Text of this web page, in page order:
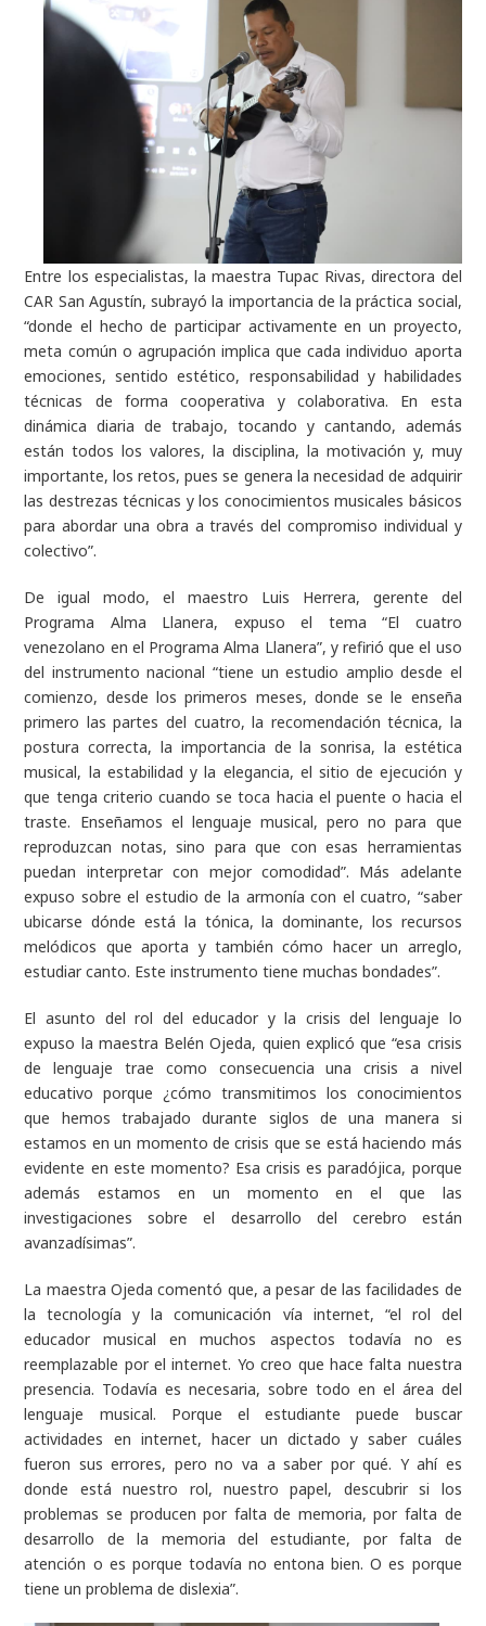
Entre los especialistas, la maestra Tupac Rivas, directora del
CAR San Agustín, subrayó la importancia de la práctica social,
“donde el hecho de participar activamente en un proyecto,
meta común o agrupación implica que cada individuo aporta
emociones, sentido estético, responsabilidad y habilidades
técnicas de forma cooperativa y colaborativa. En esta
dinámica diaria de trabajo, tocando y cantando, además
están todos los valores, la disciplina, la motivación y, muy
importante, los retos, pues se genera la necesidad de adquirir
las destrezas técnicas y los conocimientos musicales básicos
para abordar una obra a través del compromiso individual y
colectivo”.
De igual modo, el maestro Luis Herrera, gerente del
Programa Alma Llanera, expuso el tema “El cuatro
venezolano en el Programa Alma Llanera”, y refirió que el uso
del instrumento nacional “tiene un estudio amplio desde el
comienzo, desde los primeros meses, donde se le enseña
primero las partes del cuatro, la recomendación técnica, la
postura correcta, la importancia de la sonrisa, la estética
musical, la estabilidad y la elegancia, el sitio de ejecución y
que tenga criterio cuando se toca hacia el puente o hacia el
traste. Enseñamos el lenguaje musical, pero no para que
reproduzcan notas, sino para que con esas herramientas
puedan interpretar con mejor comodidad”. Más adelante
expuso sobre el estudio de la armonía con el cuatro, “saber
ubicarse dónde está la tónica, la dominante, los recursos
melódicos que aporta y también cómo hacer un arreglo,
estudiar canto. Este instrumento tiene muchas bondades”.
El asunto del rol del educador y la crisis del lenguaje lo
expuso la maestra Belén Ojeda, quien explicó que “esa crisis
de lenguaje trae como consecuencia una crisis a nivel
educativo porque ¿cómo transmitimos los conocimientos
que hemos trabajado durante siglos de una manera si
estamos en un momento de crisis que se está haciendo más
evidente en este momento? Esa crisis es paradójica, porque
además estamos en un momento en el que las
investigaciones sobre el desarrollo del cerebro están
avanzadísimas”.
La maestra Ojeda comentó que, a pesar de las facilidades de
la tecnología y la comunicación vía internet, “el rol del
educador musical en muchos aspectos todavía no es
reemplazable por el internet. Yo creo que hace falta nuestra
presencia. Todavía es necesaria, sobre todo en el área del
lenguaje musical. Porque el estudiante puede buscar
actividades en internet, hacer un dictado y saber cuáles
fueron sus errores, pero no va a saber por qué. Y ahí es
donde está nuestro rol, nuestro papel, descubrir si los
problemas se producen por falta de memoria, por falta de
desarrollo de la memoria del estudiante, por falta de
atención o es porque todavía no entona bien. O es porque
tiene un problema de dislexia”.